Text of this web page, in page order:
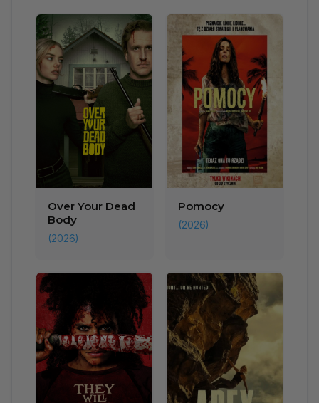
Over Your Dead
Body
(2026)
Pomocy
(2026)